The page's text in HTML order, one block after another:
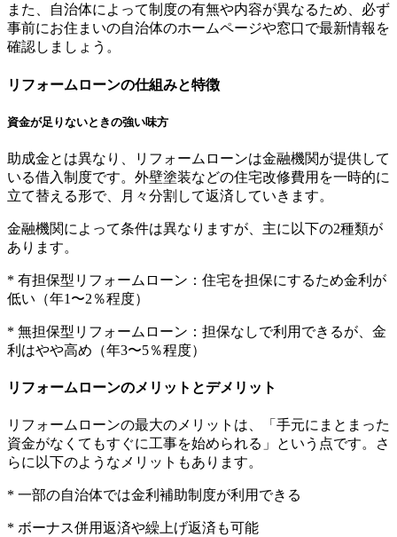
また、自治体によって制度の有無や内容が異なるため、必ず
事前にお住まいの自治体のホームページや窓口で最新情報を
確認しましょう。
リフォームローンの仕組みと特徴
資金が足りないときの強い味方
助成金とは異なり、リフォームローンは金融機関が提供して
いる借入制度です。外壁塗装などの住宅改修費用を一時的に
立て替える形で、月々分割して返済していきます。
金融機関によって条件は異なりますが、主に以下の2種類が
あります。
* 有担保型リフォームローン：住宅を担保にするため金利が
低い（年1〜2％程度）
* 無担保型リフォームローン：担保なしで利用できるが、金
利はやや高め（年3〜5％程度）
リフォームローンのメリットとデメリット
リフォームローンの最大のメリットは、「手元にまとまった
資金がなくてもすぐに工事を始められる」という点です。さ
らに以下のようなメリットもあります。
* 一部の自治体では金利補助制度が利用できる
* ボーナス併用返済や繰上げ返済も可能